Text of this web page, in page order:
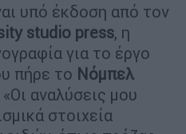
υπό έκδοση από τον
studio press, η
για το έργο
πήρε το Νόμπελ
«Οι αναλύσεις μου
στοιχεία